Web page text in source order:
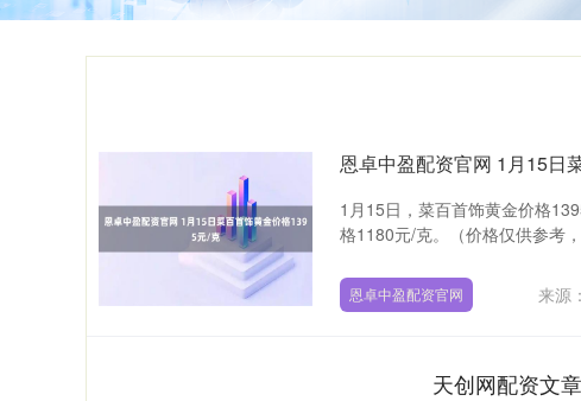
恩卓中盈配资官网 1月15日
1月15日，菜百首饰黄金价格
格1180元/克。（价格仅供参考
恩卓中盈配资官网 来源
天创网配资文